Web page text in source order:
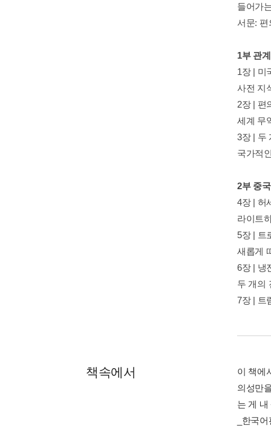
들어가
서문: 편
1부 관
1장 | 미
사전 지
2장 | 편
세계 무
3장 | 두
국가적
2부 중
4장 | 허
라이트
5장 | 트
새롭게
6장 | 냉
두 개의
7장 | 트
책속에서
이 책에
의성만
는 게 내
_한국